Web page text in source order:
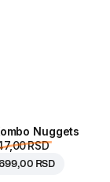
Nuggets
RSD
RSD